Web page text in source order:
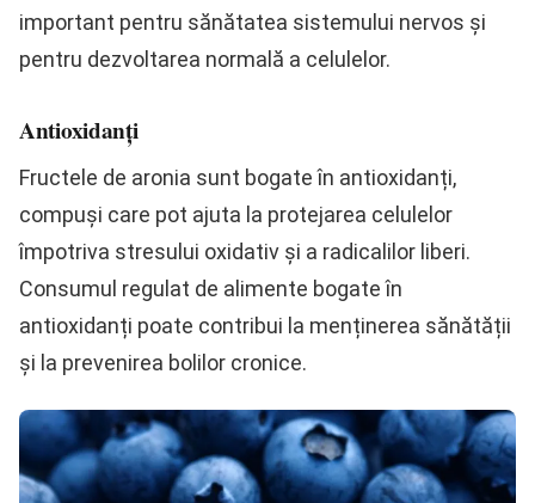
important pentru sănătatea sistemului nervos și
pentru dezvoltarea normală a celulelor.
Antioxidanți
Fructele de aronia sunt bogate în antioxidanți,
compuși care pot ajuta la protejarea celulelor
împotriva stresului oxidativ și a radicalilor liberi.
Consumul regulat de alimente bogate în
antioxidanți poate contribui la menținerea sănătății
și la prevenirea bolilor cronice.